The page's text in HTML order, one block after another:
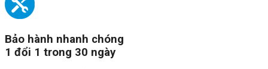
Bảo hành nhanh chóng
1 đổi 1 trong 30 ngày